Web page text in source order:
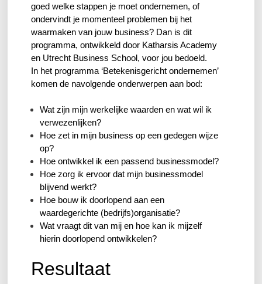
goed welke stappen je moet ondernemen, of
ondervindt je momenteel problemen bij het
waarmaken van jouw business? Dan is dit
programma, ontwikkeld door Katharsis Academy
en Utrecht Business School, voor jou bedoeld.
In het programma ‘Betekenisgericht ondernemen’
komen de navolgende onderwerpen aan bod:
Wat zijn mijn werkelijke waarden en wat wil ik
verwezenlijken?
Hoe zet in mijn business op een gedegen wijze
op?
Hoe ontwikkel ik een passend businessmodel?
Hoe zorg ik ervoor dat mijn businessmodel
blijvend werkt?
Hoe bouw ik doorlopend aan een
waardegerichte (bedrijfs)organisatie?
Wat vraagt dit van mij en hoe kan ik mijzelf
hierin doorlopend ontwikkelen?
Resultaat